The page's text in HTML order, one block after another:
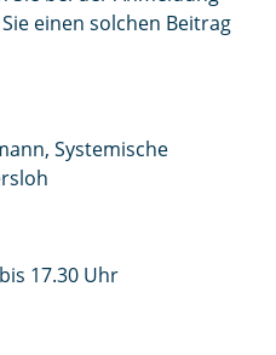
einen solchen Beitrag
Systemische
17.30 Uhr